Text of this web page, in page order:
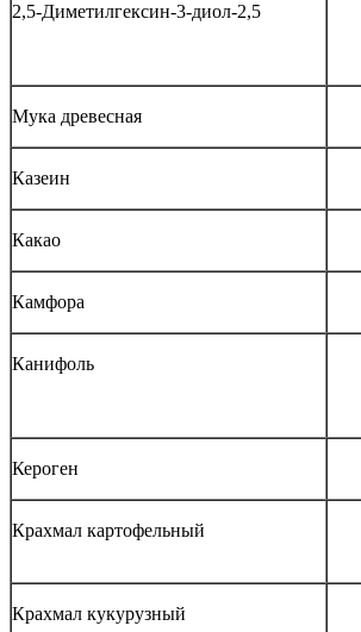
2,5-Диметилгексин-3-диол-2,5
Мука древесная
Казеин
Какао
Камфора
Канифоль
Кероген
Крахмал картофельный
Крахмал кукурузный